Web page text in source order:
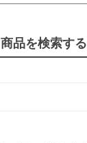
商品を検索する